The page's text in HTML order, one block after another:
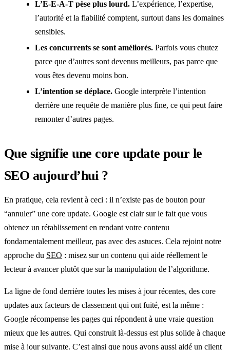
L’E-E-A-T pèse plus lourd. L’expérience, l’expertise,
l’autorité et la fiabilité comptent, surtout dans les domaines
sensibles.
Les concurrents se sont améliorés. Parfois vous chutez
parce que d’autres sont devenus meilleurs, pas parce que
vous êtes devenu moins bon.
L’intention se déplace. Google interprète l’intention
derrière une requête de manière plus fine, ce qui peut faire
remonter d’autres pages.
Que signifie une core update pour le
SEO aujourd’hui ?
En pratique, cela revient à ceci : il n’existe pas de bouton pour
“annuler” une core update. Google est clair sur le fait que vous
obtenez un rétablissement en rendant votre contenu
fondamentalement meilleur, pas avec des astuces. Cela rejoint notre
approche du SEO : misez sur un contenu qui aide réellement le
lecteur à avancer plutôt que sur la manipulation de l’algorithme.
La ligne de fond derrière toutes les mises à jour récentes, des core
updates aux facteurs de classement qui ont fuité, est la même :
Google récompense les pages qui répondent à une vraie question
mieux que les autres. Qui construit là-dessus est plus solide à chaque
mise à jour suivante. C’est ainsi que nous avons aussi aidé un client